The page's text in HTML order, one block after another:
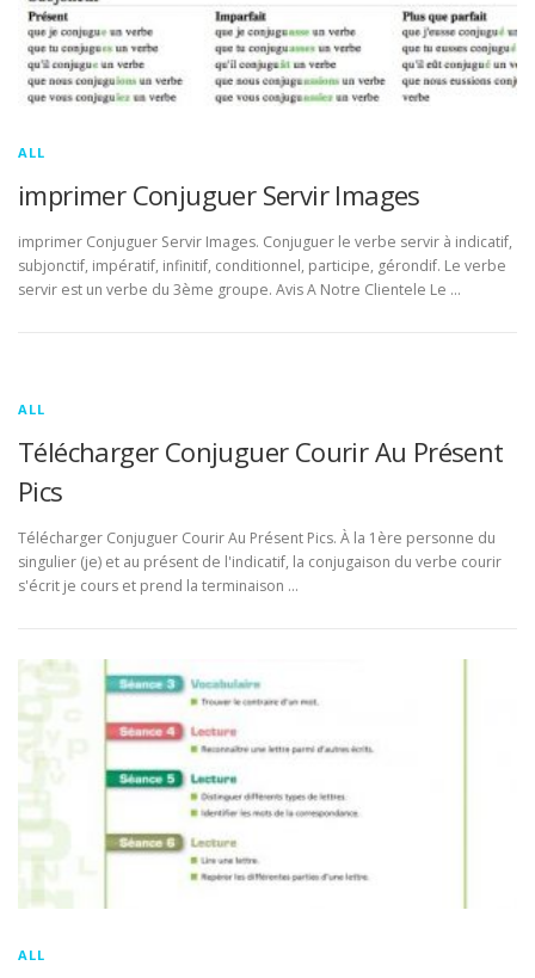
ALL
imprimer Conjuguer Servir Images
imprimer Conjuguer Servir Images. Conjuguer le verbe servir à indicatif,
subjonctif, impératif, infinitif, conditionnel, participe, gérondif. Le verbe
servir est un verbe du 3ème groupe. Avis A Notre Clientele Le …
ALL
Télécharger Conjuguer Courir Au Présent
Pics
Télécharger Conjuguer Courir Au Présent Pics. À la 1ère personne du
singulier (je) et au présent de l'indicatif, la conjugaison du verbe courir
s'écrit je cours et prend la terminaison …
ALL